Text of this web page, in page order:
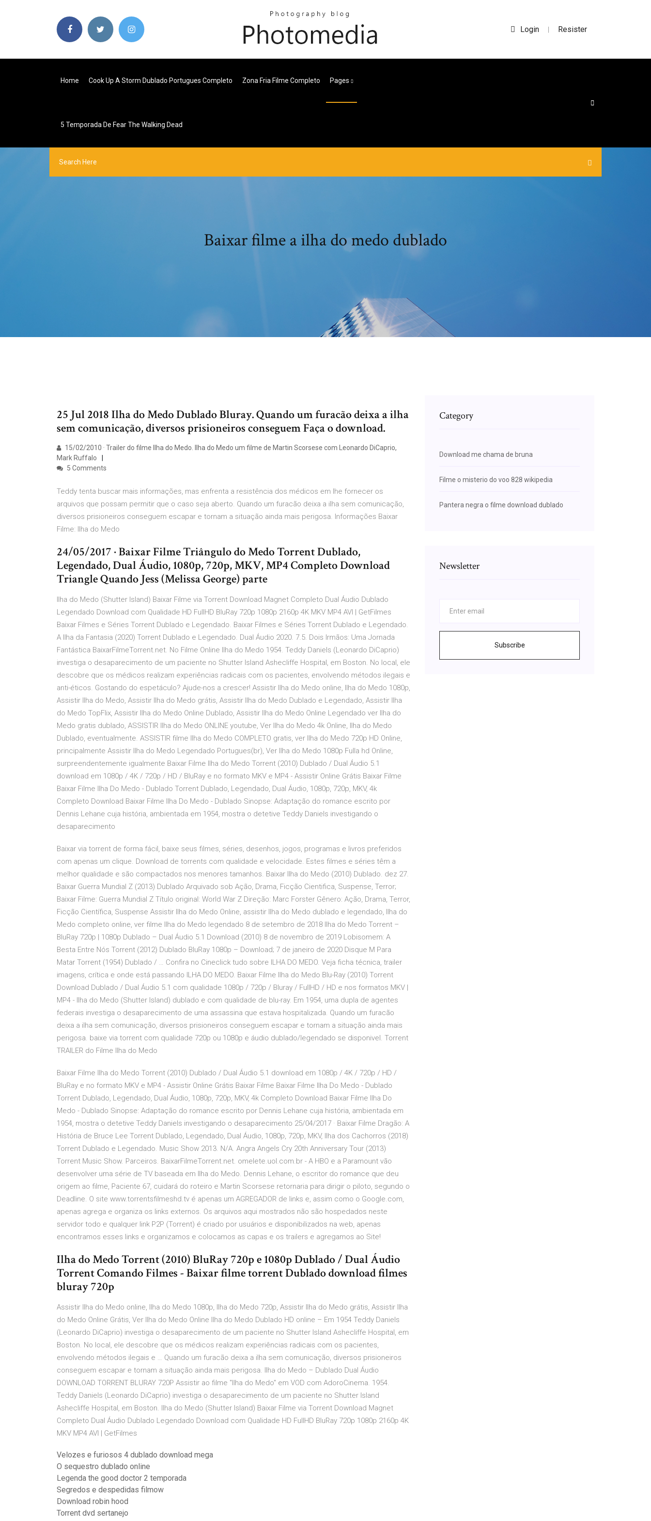
Login | Resister
Home Cook Up A Storm Dublado Portugues Completo Zona Fria Filme Completo Pages
5 Temporada De Fear The Walking Dead
Baixar filme a ilha do medo dublado
25 Jul 2018 Ilha do Medo Dublado Bluray. Quando um furacão deixa a ilha
sem comunicação, diversos prisioneiros conseguem Faça o download.
15/02/2010 · Trailer do filme Ilha do Medo. Ilha do Medo um filme de Martin Scorsese com Leonardo DiCaprio,
Mark Ruffalo
5 Comments
Teddy tenta buscar mais informações, mas enfrenta a resistência dos médicos em lhe fornecer os
arquivos que possam permitir que o caso seja aberto. Quando um furacão deixa a ilha sem comunicação,
diversos prisioneiros conseguem escapar e tornam a situação ainda mais perigosa. Informações Baixar
Filme: Ilha do Medo
24/05/2017 · Baixar Filme Triângulo do Medo Torrent Dublado,
Legendado, Dual Áudio, 1080p, 720p, MKV, MP4 Completo Download
Triangle Quando Jess (Melissa George) parte
Ilha do Medo (Shutter Island) Baixar Filme via Torrent Download Magnet Completo Dual Áudio Dublado
Legendado Download com Qualidade HD FullHD BluRay 720p 1080p 2160p 4K MKV MP4 AVI | GetFilmes
Baixar Filmes e Séries Torrent Dublado e Legendado. Baixar Filmes e Séries Torrent Dublado e Legendado.
A Ilha da Fantasia (2020) Torrent Dublado e Legendado. Dual Áudio 2020. 7.5. Dois Irmãos: Uma Jornada
Fantástica BaixarFilmeTorrent.net. No Filme Online Ilha do Medo 1954. Teddy Daniels (Leonardo DiCaprio)
investiga o desaparecimento de um paciente no Shutter Island Ashecliffe Hospital, em Boston. No local, ele
descobre que os médicos realizam experiências radicais com os pacientes, envolvendo métodos ilegais e
anti-éticos. Gostando do espetáculo? Ajude-nos a crescer! Assistir Ilha do Medo online, Ilha do Medo 1080p,
Assistir Ilha do Medo, Assistir Ilha do Medo grátis, Assistir Ilha do Medo Dublado e Legendado, Assistir Ilha
do Medo TopFlix, Assistir Ilha do Medo Online Dublado, Assistir Ilha do Medo Online Legendado ver Ilha do
Medo gratis dublado, ASSISTIR Ilha do Medo ONLINE youtube, Ver Ilha do Medo 4k Online, Ilha do Medo
Dublado, eventualmente. ASSISTIR filme Ilha do Medo COMPLETO gratis, ver Ilha do Medo 720p HD Online,
principalmente Assistir Ilha do Medo Legendado Portugues(br), Ver Ilha do Medo 1080p Fulla hd Online,
surpreendentemente igualmente Baixar Filme Ilha do Medo Torrent (2010) Dublado / Dual Áudio 5.1
download em 1080p / 4K / 720p / HD / BluRay e no formato MKV e MP4 - Assistir Online Grátis Baixar Filme
Baixar Filme Ilha Do Medo - Dublado Torrent Dublado, Legendado, Dual Áudio, 1080p, 720p, MKV, 4k
Completo Download Baixar Filme Ilha Do Medo - Dublado Sinopse: Adaptação do romance escrito por
Dennis Lehane cuja história, ambientada em 1954, mostra o detetive Teddy Daniels investigando o
desaparecimento
Baixar via torrent de forma fácil, baixe seus filmes, séries, desenhos, jogos, programas e livros preferidos
com apenas um clique. Download de torrents com qualidade e velocidade. Estes filmes e séries têm a
melhor qualidade e são compactados nos menores tamanhos. Baixar Ilha do Medo (2010) Dublado. dez 27.
Baixar Guerra Mundial Z (2013) Dublado Arquivado sob Ação, Drama, Ficção Cientifica, Suspense, Terror;
Baixar Filme: Guerra Mundial Z Título original: World War Z Direção: Marc Forster Gênero: Ação, Drama, Terror,
Ficção Científica, Suspense Assistir Ilha do Medo Online, assistir Ilha do Medo dublado e legendado, Ilha do
Medo completo online, ver filme Ilha do Medo legendado 8 de setembro de 2018 Ilha do Medo Torrent –
BluRay 720p | 1080p Dublado – Dual Áudio 5.1 Download (2010) 8 de novembro de 2019 Lobisomem: A
Besta Entre Nós Torrent (2012) Dublado BluRay 1080p – Download; 7 de janeiro de 2020 Disque M Para
Matar Torrent (1954) Dublado / … Confira no Cineclick tudo sobre ILHA DO MEDO. Veja ficha técnica, trailer
imagens, crítica e onde está passando ILHA DO MEDO. Baixar Filme Ilha do Medo Blu-Ray (2010) Torrent
Download Dublado / Dual Áudio 5.1 com qualidade 1080p / 720p / Bluray / FullHD / HD e nos formatos MKV |
MP4 - Ilha do Medo (Shutter Island) dublado e com qualidade de blu-ray. Em 1954, uma dupla de agentes
federais investiga o desaparecimento de uma assassina que estava hospitalizada. Quando um furacão
deixa a ilha sem comunicação, diversos prisioneiros conseguem escapar e tornam a situação ainda mais
perigosa. baixe via torrent com qualidade 720p ou 1080p e áudio dublado/legendado se disponivel. Torrent
TRAILER do Filme Ilha do Medo
Baixar Filme Ilha do Medo Torrent (2010) Dublado / Dual Áudio 5.1 download em 1080p / 4K / 720p / HD /
BluRay e no formato MKV e MP4 - Assistir Online Grátis Baixar Filme Baixar Filme Ilha Do Medo - Dublado
Torrent Dublado, Legendado, Dual Áudio, 1080p, 720p, MKV, 4k Completo Download Baixar Filme Ilha Do
Medo - Dublado Sinopse: Adaptação do romance escrito por Dennis Lehane cuja história, ambientada em
1954, mostra o detetive Teddy Daniels investigando o desaparecimento 25/04/2017 · Baixar Filme Dragão: A
História de Bruce Lee Torrent Dublado, Legendado, Dual Áudio, 1080p, 720p, MKV, Ilha dos Cachorros (2018)
Torrent Dublado e Legendado. Music Show 2013. N/A. Angra Angels Cry 20th Anniversary Tour (2013)
Torrent Music Show. Parceiros. BaixarFilmeTorrent.net. omelete.uol.com.br - A HBO e a Paramount vão
desenvolver uma série de TV baseada em Ilha do Medo. Dennis Lehane, o escritor do romance que deu
origem ao filme, Paciente 67, cuidará do roteiro e Martin Scorsese retornaria para dirigir o piloto, segundo o
Deadline. O site www.torrentsfilmeshd.tv é apenas um AGREGADOR de links e, assim como o Google.com,
apenas agrega e organiza os links externos. Os arquivos aqui mostrados não são hospedados neste
servidor todo e qualquer link P2P (Torrent) é criado por usuários e disponibilizados na web, apenas
encontramos esses links e organizamos e colocamos as capas e os trailers e agregamos ao Site!
Ilha do Medo Torrent (2010) BluRay 720p e 1080p Dublado / Dual Áudio
Torrent Comando Filmes - Baixar filme torrent Dublado download filmes
bluray 720p
Assistir Ilha do Medo online, Ilha do Medo 1080p, Ilha do Medo 720p, Assistir Ilha do Medo grátis, Assistir Ilha
do Medo Online Grátis, Ver Ilha do Medo Online Ilha do Medo Dublado HD online – Em 1954 Teddy Daniels
(Leonardo DiCaprio) investiga o desaparecimento de um paciente no Shutter Island Ashecliffe Hospital, em
Boston. No local, ele descobre que os médicos realizam experiências radicais com os pacientes,
envolvendo métodos ilegais e … Quando um furacão deixa a ilha sem comunicação, diversos prisioneiros
conseguem escapar e tornam a situação ainda mais perigosa. Ilha do Medo – Dublado Dual Áudio
DOWNLOAD TORRENT BLURAY 720P Assistir ao filme "Ilha do Medo" em VOD com AdoroCinema. 1954.
Teddy Daniels (Leonardo DiCaprio) investiga o desaparecimento de um paciente no Shutter Island
Ashecliffe Hospital, em Boston. Ilha do Medo (Shutter Island) Baixar Filme via Torrent Download Magnet
Completo Dual Áudio Dublado Legendado Download com Qualidade HD FullHD BluRay 720p 1080p 2160p 4K
MKV MP4 AVI | GetFilmes
Velozes e furiosos 4 dublado download mega
O sequestro dublado online
Legenda the good doctor 2 temporada
Segredos e despedidas filmow
Download robin hood
Torrent dvd sertanejo
Category
Download me chama de bruna
Filme o misterio do voo 828 wikipedia
Pantera negra o filme download dublado
Newsletter
Subscribe